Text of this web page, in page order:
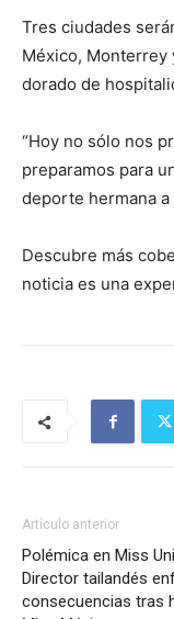
Tres ciudades
México, Monterrey
dorado de
“Hoy no sólo nos
preparamos para
deporte hermana a
Descubre más
noticia es una
Artículo anterior
Polémica en Miss
Director tailandés
consecuencias tras